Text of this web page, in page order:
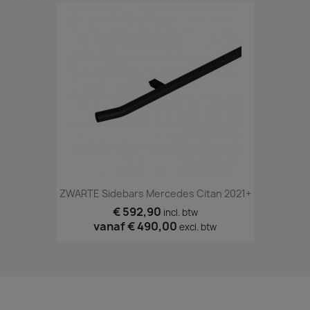
ZWARTE Sidebars Mercedes Citan 2021+
€ 592,90 incl. btw
vanaf€ 490,00 excl. btw